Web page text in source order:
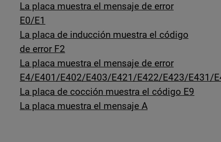
La placa muestra el mensaje de error
E0/E1
La placa de inducción muestra el código
de error F2
La placa muestra el mensaje de error
E4/E401/E402/E403/E421/E422/E423/E431/
La placa de cocción muestra el código E9
La placa muestra el mensaje A